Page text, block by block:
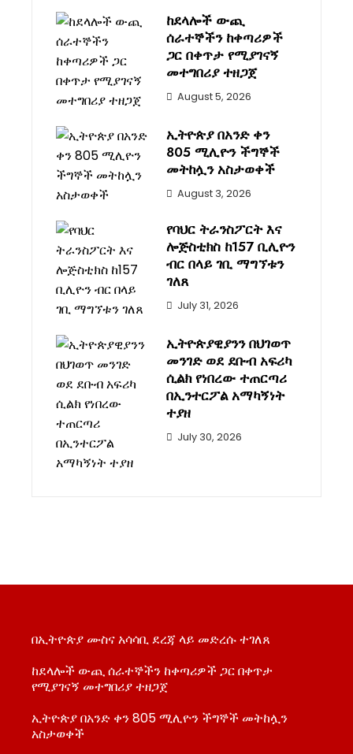
ከደላሎች ውጪ
ሰራተኞችን ከቀጣሪዎች
ጋር በቀጥታ የሚያገናኝ
መተግበሪያ ተዘጋጀ
August 5, 2026
ኢትዮጵያ በአንድ ቀን
805 ሚሊዮን ችግኞች
መትከሏን አስታወቀች
August 3, 2026
የባህር ትራንስፖርት እና
ሎጅስቲክስ ከ157 ቢሊዮን
ብር በላይ ገቢ ማግኘቱን
ገለጸ
July 31, 2026
ኢትዮጵያዊያንን በህገወጥ
መንገድ ወደ ደቡብ አፍሪካ
ሲልክ የነበረው ተጠርጣሪ
በኢንተርፖል አማካኝነት
ተያዘ
July 30, 2026
በኢትዮጵያ ሙስና አሳሳቢ ደረጃ ላይ መድረሱ ተገለጸ
ከደላሎች ውጪ ሰራተኞችን ከቀጣሪዎች ጋር በቀጥታ
የሚያገናኝ መተግበሪያ ተዘጋጀ
ኢትዮጵያ በአንድ ቀን 805 ሚሊዮን ችግኞች መትከሏን
አስታወቀች